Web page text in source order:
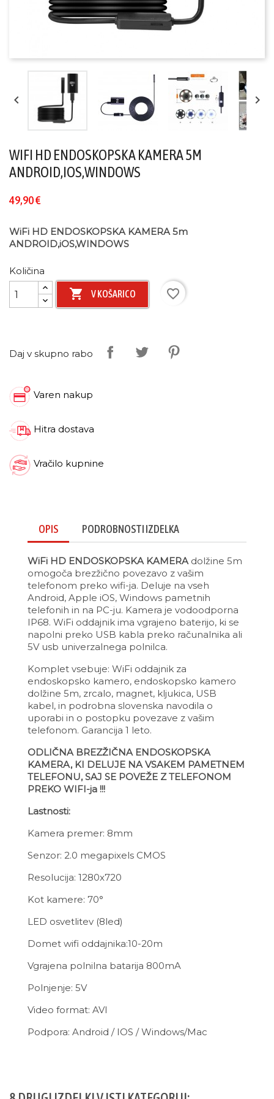
 
WIFI HD ENDOSKOPSKA KAMERA 5M
ANDROID,IOS,WINDOWS
49,90 €
WiFi HD ENDOSKOPSKA KAMERA 5m
ANDROID,iOS,WINDOWS
Količina
 V KOŠARICO favorite_border
Daj v skupno rabo
Varen nakup
Hitra dostava
Vračilo kupnine
OPIS PODROBNOSTI IZDELKA
WiFi HD ENDOSKOPSKA KAMERAdolžine 5m
omogoča brezžično povezavo z vašim
telefonom preko wifi-ja. Deluje na vseh
Android, Apple iOS, Windows pametnih
telefonih in na PC-ju. Kamera je vodoodporna
IP68. WiFi oddajnik ima vgrajeno baterijo, ki se
napolni preko USB kabla preko računalnika ali
5V usb univerzalnega polnilca.
Komplet vsebuje: WiFi oddajnik za
endoskopsko kamero, endoskopsko kamero
dolžine 5m, zrcalo, magnet, kljukica, USB
kabel, in podrobna slovenska navodila o
uporabi in o postopku povezave z vašim
telefonom. Garancija 1 leto.
ODLIČNA BREZŽIČNA ENDOSKOPSKA
KAMERA, KI DELUJE NA VSAKEM PAMETNEM
TELEFONU, SAJ SE POVEŽE Z TELEFONOM
PREKO WIFI-ja !!!
Lastnosti:
Kamera premer: 8mm
Senzor: 2.0 megapixels CMOS
Resolucija: 1280x720
Kot kamere: 70°
LED osvetlitev (8led)
Domet wifi oddajnika:10-20m
Vgrajena polnilna batarija 800mA
Polnjenje: 5V
Video format: AVI
Podpora: Android / IOS / Windows/Mac